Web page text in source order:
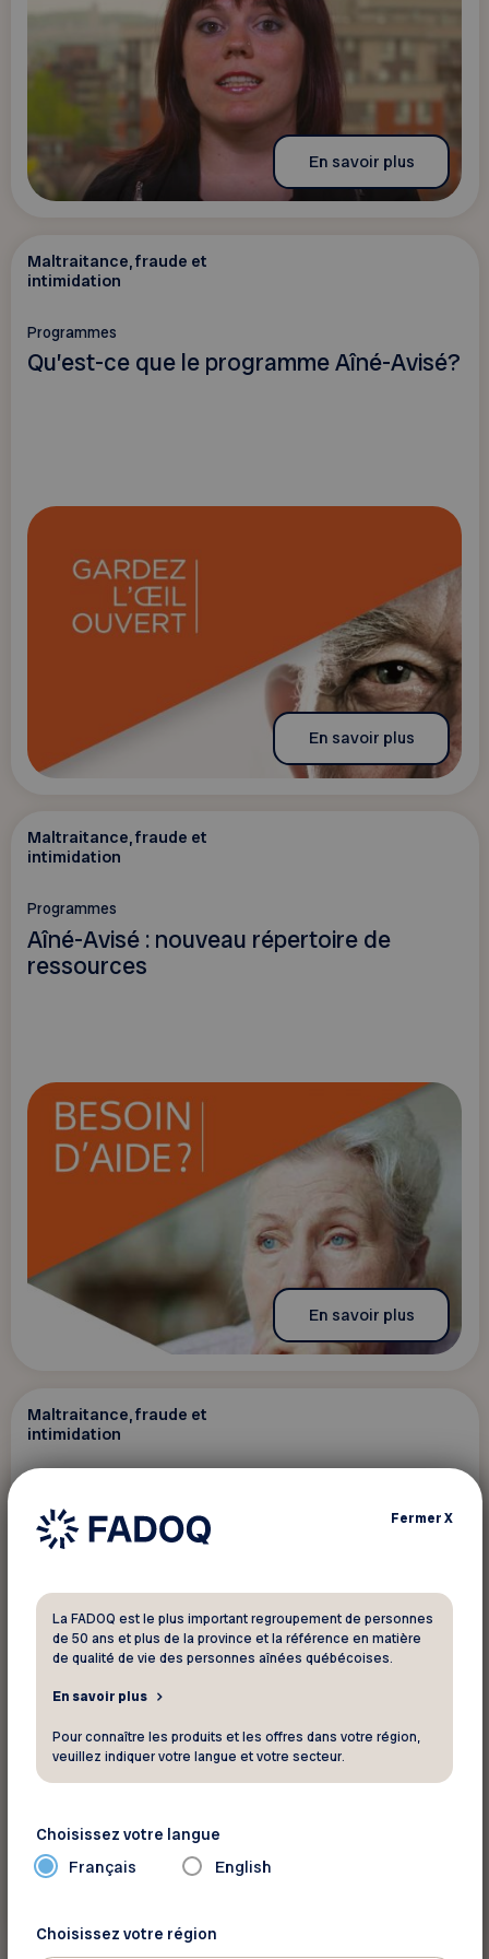
En savoir plus
Maltraitance, fraude et
intimidation
Programmes
Qu’est-ce que le programme Aîné-Avisé?
En savoir plus
Maltraitance, fraude et
intimidation
Programmes
Aîné-Avisé : nouveau répertoire de
ressources
En savoir plus
Maltraitance, fraude et
intimidation
Cyberintimidation et fraude sur Internet
FermerX
La FADOQ est le plus important regroupement de personnes
de 50 ans et plus de la province et la référence en matière
de qualité de vie des personnes aînées québécoises.
En savoir plus
Pour connaître les produits et les offres dans votre région,
veuillez indiquer votre langue et votre secteur.
Choisissez votre langue
Français English
Choisissez votre région